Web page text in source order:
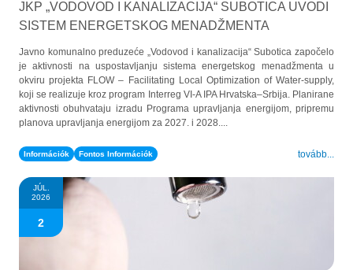
JKP „VODOVOD I KANALIZACIJA“ SUBOTICA UVODI
SISTEM ENERGETSKOG MENADŽMENTA
Javno komunalno preduzeće „Vodovod i kanalizacija“ Subotica započelo
je aktivnosti na uspostavljanju sistema energetskog menadžmenta u
okviru projekta FLOW – Facilitating Local Optimization of Water-supply,
koji se realizuje kroz program Interreg VI-A IPA Hrvatska–Srbija. Planirane
aktivnosti obuhvataju izradu Programa upravljanja energijom, pripremu
planova upravljanja energijom za 2027. i 2028....
Információk Fontos Információk tovább...
JÚL.
2026
2